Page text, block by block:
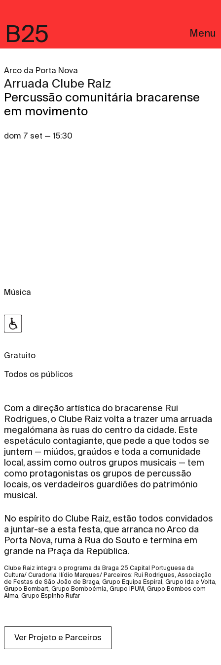
B25 Menu
Arco da Porta Nova
Arruada Clube Raiz
Percussão comunitária bracarense
em movimento
dom 7 set — 15:30
Música
Gratuito
Todos os públicos
Com a direção artística do bracarense Rui
Rodrigues, o Clube Raiz volta a trazer uma arruada
megalómana às ruas do centro da cidade. Este
espetáculo contagiante, que pede a que todos se
juntem — miúdos, graúdos e toda a comunidade
local, assim como outros grupos musicais — tem
como protagonistas os grupos de percussão
locais, os verdadeiros guardiões do património
musical.
No espírito do Clube Raiz, estão todos convidados
a juntar-se a esta festa, que arranca no Arco da
Porta Nova, ruma à Rua do Souto e termina em
grande na Praça da República.
Clube Raiz integra o programa da Braga 25 Capital Portuguesa da
Cultura/ Curadoria: Ilídio Marques/ Parceiros: Rui Rodrigues, Associação
de Festas de São João de Braga, Grupo Equipa Espiral, Grupo Ida e Volta,
Grupo Bombart, Grupo Bomboémia, Grupo iPUM, Grupo Bombos com
Alma, Grupo Espinho Rufar
Ver Projeto e Parceiros